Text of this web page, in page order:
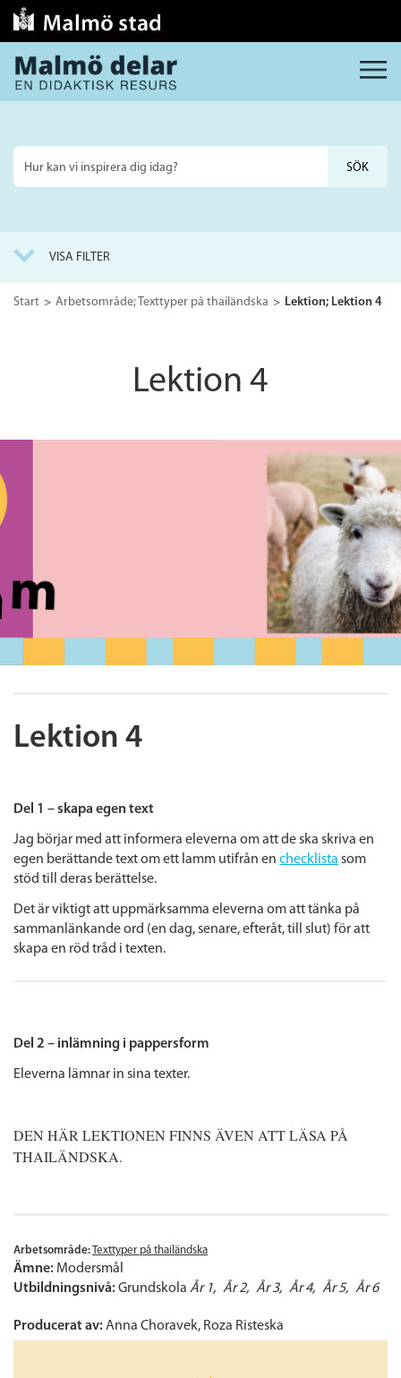
MENY
Sök
på
VISA FILTER
Start Arbetsområde; Texttyper på thailändska Lektion; Lektion 4
Lektion 4
Lektion 4
Del 1 – skapa egen text
Jag börjar med att informera eleverna om att de ska skriva en
egen berättande text om ett lamm utifrån en checklista som
stöd till deras berättelse.
Det är viktigt att uppmärksamma eleverna om att tänka på
sammanlänkande ord (en dag, senare, efteråt, till slut) för att
skapa en röd tråd i texten.
Del 2 – inlämning i pappersform
Eleverna lämnar in sina texter.
DEN HÄR LEKTIONEN FINNS ÄVEN ATT LÄSA PÅ
THAILÄNDSKA.
Arbetsområde:Texttyper på thailändska
Ämne: Modersmål
Utbildningsnivå: Grundskola År 1 År 2 År 3 År 4 År 5 År 6
Producerat av: Anna Choravek, Roza Risteska